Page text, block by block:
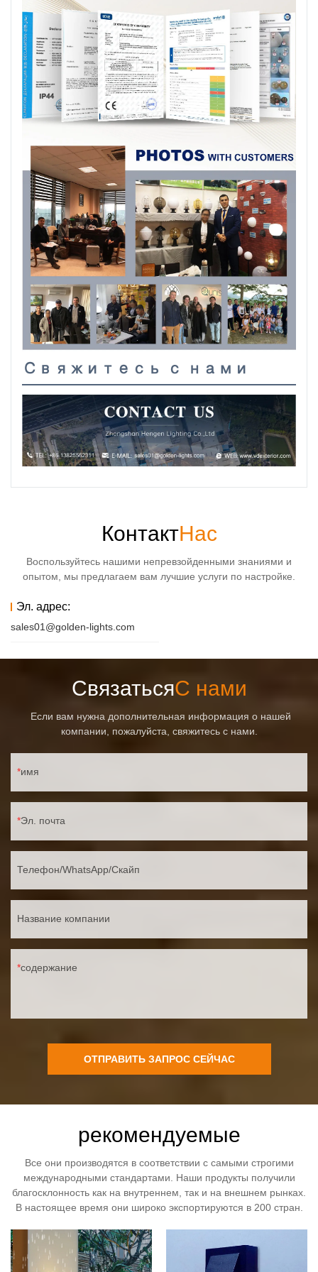
Свяжитесь с нами
КонтактНас
Воспользуйтесь нашими непревзойденными знаниями и
опытом, мы предлагаем вам лучшие услуги по настройке.
Эл. адрес:
sales01@golden-lights.com
СвязатьсяС нами
Если вам нужна дополнительная информация о нашей
компании, пожалуйста, свяжитесь с нами.
имя
Эл. почта
Телефон/WhatsApp/Скайп
Название компании
содержание
ОТПРАВИТЬ ЗАПРОС СЕЙЧАС
рекомендуемые
Все они производятся в соответствии с самыми строгими
международными стандартами. Наши продукты получили
благосклонность как на внутреннем, так и на внешнем рынках.
В настоящее время они широко экспортируются в 200 стран.